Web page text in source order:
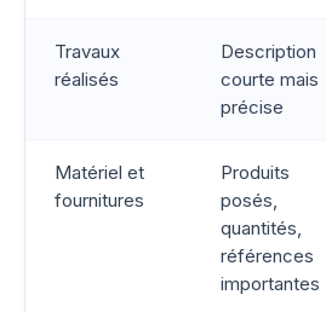
Travaux
réalisés
Description
courte mais
précise
Matériel et
fournitures
Produits
posés,
quantités,
références
importantes